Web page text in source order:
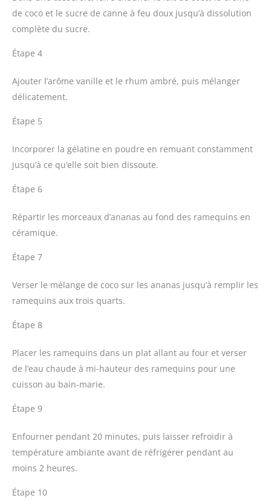
de coco et le sucre de canne à feu doux jusqu’à dissolution
complète du sucre.
Étape 4
Ajouter l’arôme vanille et le rhum ambré, puis mélanger
délicatement.
Étape 5
Incorporer la gélatine en poudre en remuant constamment
jusqu’à ce qu’elle soit bien dissoute.
Étape 6
Répartir les morceaux d’ananas au fond des ramequins en
céramique.
Étape 7
Verser le mélange de coco sur les ananas jusqu’à remplir les
ramequins aux trois quarts.
Étape 8
Placer les ramequins dans un plat allant au four et verser
de l’eau chaude à mi-hauteur des ramequins pour une
cuisson au bain-marie.
Étape 9
Enfourner pendant 20 minutes, puis laisser refroidir à
température ambiante avant de réfrigérer pendant au
moins 2 heures.
Étape 10